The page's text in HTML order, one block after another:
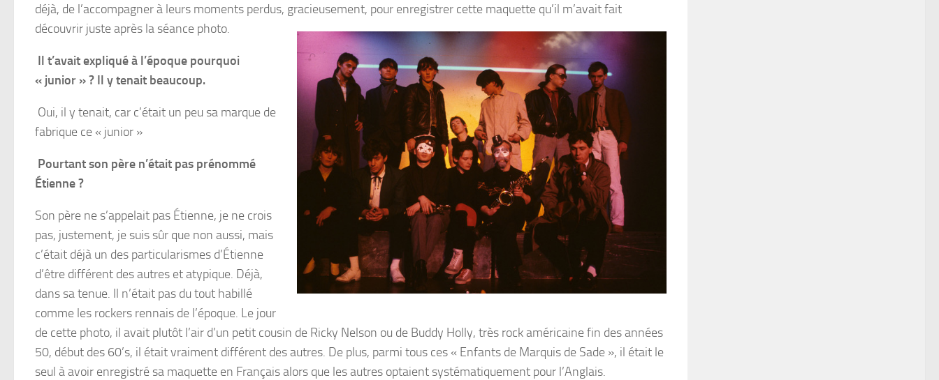
déjà, de l’accompagner à leurs moments perdus, gracieusement, pour enregistrer cette maquette qu’il m’avait fait
découvrir juste après la séance photo.
Il t’avait expliqué à l’époque pourquoi
« junior » ? Il y tenait beaucoup.
Oui, il y tenait, car c’était un peu sa marque de
fabrique ce « junior »
Pourtant son père n’était pas prénommé
Étienne ?
Son père ne s’appelait pas Étienne, je ne crois
pas, justement, je suis sûr que non aussi, mais
c’était déjà un des particularismes d’Étienne
d’être différent des autres et atypique. Déjà,
dans sa tenue. Il n’était pas du tout habillé
comme les rockers rennais de l’époque. Le jour
de cette photo, il avait plutôt l’air d’un petit cousin de Ricky Nelson ou de Buddy Holly, très rock américaine fin des années
50, début des 60’s, il était vraiment différent des autres. De plus, parmi tous ces « Enfants de Marquis de Sade », il était le
seul à avoir enregistré sa maquette en Français alors que les autres optaient systématiquement pour l’Anglais.